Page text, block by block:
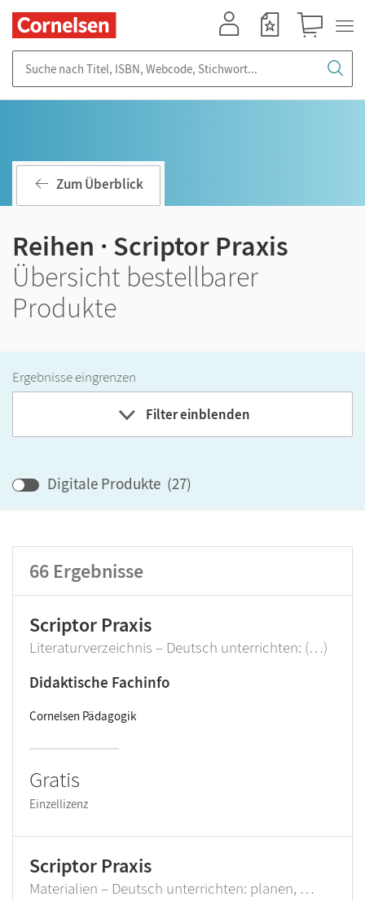
Zum Überblick
Reihen · Scriptor Praxis
Übersicht bestellbarer
Produkte
Ergebnisse eingrenzen
Filter einblenden
Klassenstufe
Digitale Produkte (27)
66 Ergebnisse
Scriptor Praxis
Literaturverzeichnis – Deutsch unterrichten: (…)
Didaktische Fachinfo
Cornelsen Pädagogik
Gratis
Einzellizenz
Scriptor Praxis
Materialien – Deutsch unterrichten: planen, …